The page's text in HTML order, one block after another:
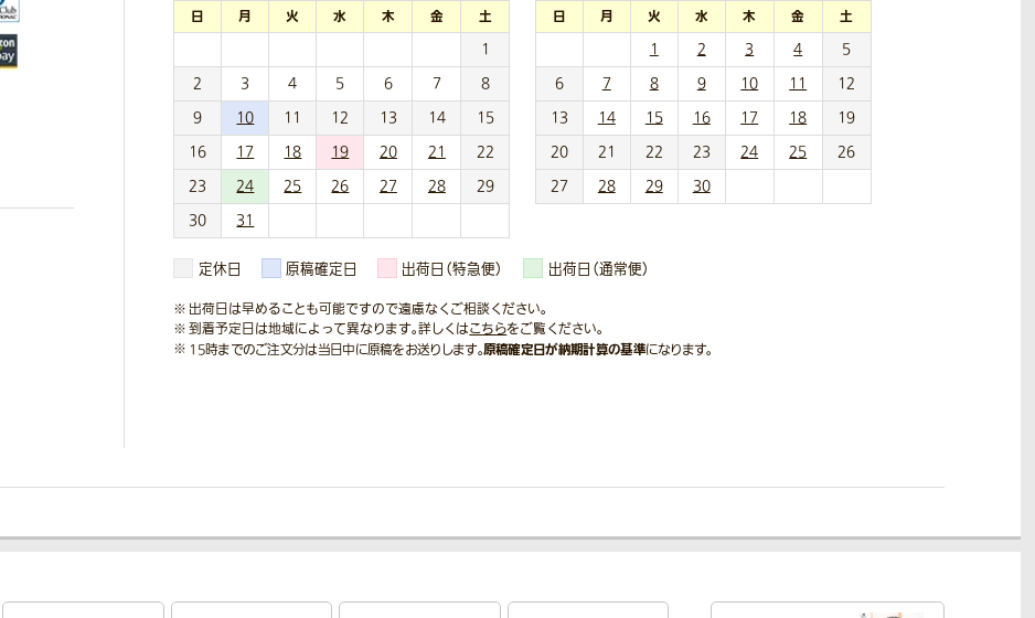
日 月 火 水 木 金
土
1
2
3 4 5 6 7
8
9
10 11 12 13 14
15
16
17 18 19 20 21
22
23
24 25 26 27 28
29
30
31
日 月 火 水 木 金
土
1
2 3 4
5
6
7 8 9 10 11
12
13
14 15 16 17 18
19
20
21 22 23 24 25
26
27
28 29 30
定休日 原稿確定日 出荷日（特急便） 出荷日（通常便）
出荷日は早めることも可能ですので遠慮なくご相談ください。
到着予定日は地域によって異なります。詳しくはこちらをご覧ください。
15時までのご注文分は当日中に原稿をお送りします。原稿確定日が納期計算の基準になります。